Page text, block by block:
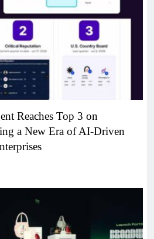
Reaches Top 3 on
a New Era of AI-Driven